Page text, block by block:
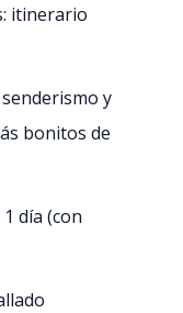
itinerario
y
bonitos de
día (con